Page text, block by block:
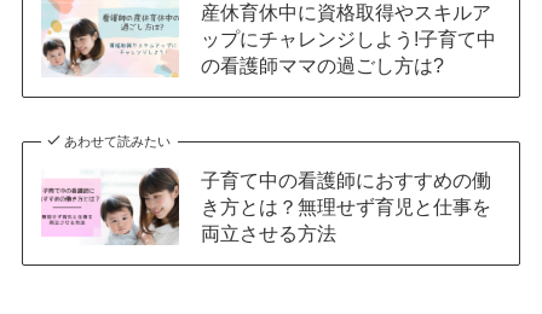
産休育休中に資格取得やスキルア
ップにチャレンジしよう!子育て中
の看護師ママの過ごし方は?
あわせて読みたい
子育て中の看護師におすすめの働
き方とは？無理せず育児と仕事を
両立させる方法